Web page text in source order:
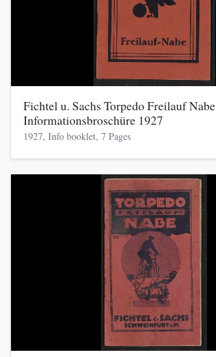
Fichtel u. Sachs Torpedo Freilauf Nabe
Informationsbroschüre 1927
1927, Info booklet, 7 Pages